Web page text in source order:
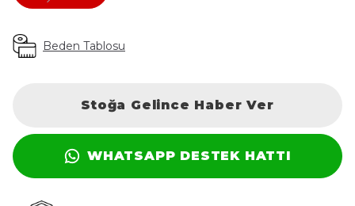
Beden Tablosu
Stoğa Gelince Haber Ver
WHATSAPP DESTEK HATTI